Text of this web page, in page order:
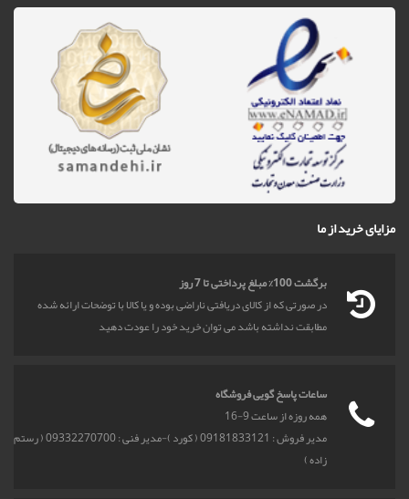
مزایای خرید از ما
برگشت 100% مبلغ پرداختی تا 7 روز
در صورتی که از کالای دریافتی ناراضی بوده و یا کالا با توضحات ارائه شده
مطابقت نداشته باشد می توان خرید خود را عودت دهید
ساعات پاسخ گویی فروشگاه
همه روزه از ساعت 9-16
مدیر فروش : 09181833121 ( کورد )-مدیر فنی : 09332270700 ( رستم
زاده )